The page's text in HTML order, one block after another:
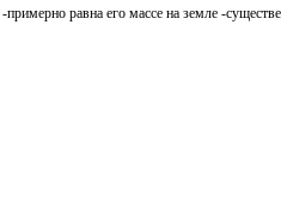
равна его массе на земле -